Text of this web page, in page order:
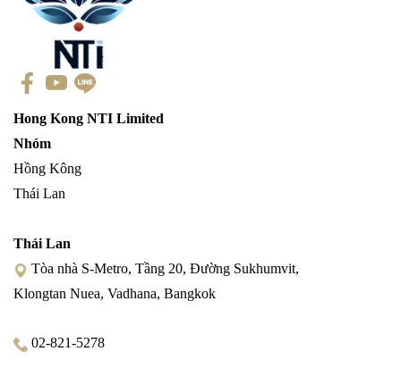
Hong Kong NTI Limited
Nhóm
Hồng Kông
Thái Lan
Thái Lan
Tòa nhà S-Metro, Tầng 20, Đường Sukhumvit,
Klongtan Nuea, Vadhana, Bangkok
02-821-5278